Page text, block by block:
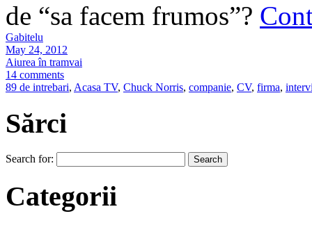
de “sa facem frumos”?
Gabitelu
May 24, 2012
Aiurea în tramvai
14 comments
89 de intrebari, Acasa TV, Chuck Norris, companie, CV, firma,
Sărci
Search for:
Categorii